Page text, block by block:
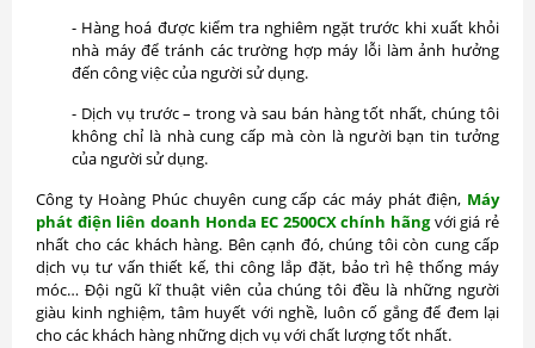
- Hàng hoá được kiểm tra nghiêm ngặt trước khi xuất khỏi
nhà máy để tránh các trường hợp máy lỗi làm ảnh hưởng
đến công việc của người sử dụng.
- Dịch vụ trước – trong và sau bán hàng tốt nhất, chúng tôi
không chỉ là nhà cung cấp mà còn là người bạn tin tưởng
của người sử dụng.
Công ty Hoàng Phúc chuyên cung cấp các máy phát điện, Máy
phát điện liên doanh Honda EC 2500CX chính hãngvới giá rẻ
nhất cho các khách hàng. Bên cạnh đó, chúng tôi còn cung cấp
dịch vụ tư vấn thiết kế, thi công lắp đặt, bảo trì hệ thống máy
móc… Đội ngũ kĩ thuật viên của chúng tôi đều là những người
giàu kinh nghiệm, tâm huyết với nghề, luôn cố gắng để đem lại
cho các khách hàng những dịch vụ với chất lượng tốt nhất.